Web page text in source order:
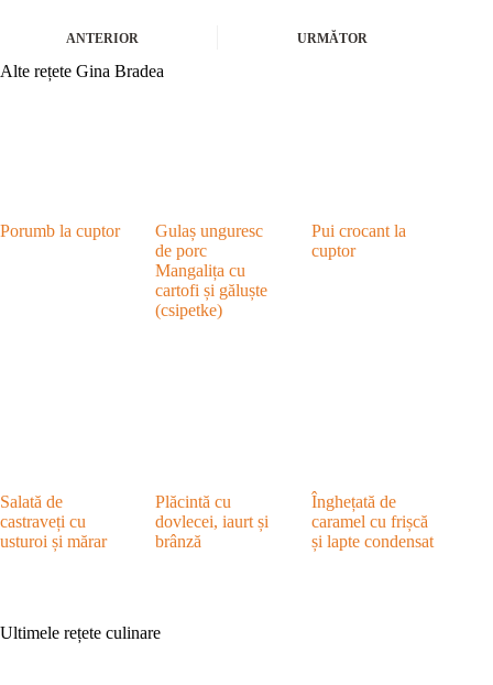
ANTERIOR URMĂTOR
Alte rețete Gina Bradea
Porumb la cuptor
Gulaș unguresc
de porc
Mangalița cu
cartofi și găluște
(csipetke)
Pui crocant la
cuptor
Salată de
castraveți cu
usturoi și mărar
Plăcintă cu
dovlecei, iaurt și
brânză
Înghețată de
caramel cu frișcă
și lapte condensat
Ultimele rețete culinare